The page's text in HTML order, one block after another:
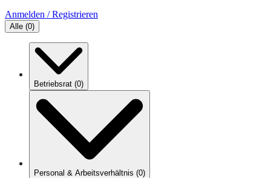
Anmelden / Registrieren
Alle (0)
Betriebsrat (0)
Personal & Arbeitsverhältnis (0)